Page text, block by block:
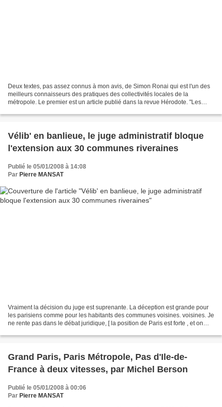
Deux textes, pas assez connus à mon avis, de Simon Ronai qui est l'un des
meilleurs connaisseurs des pratiques des collectivités locales de la
métropole. Le premier est un article publié dans la revue Hérodote. "Les
Vélib' en banlieue, le juge administratif bloque
l'extension aux 30 communes riveraines
Publié le 05/01/2008 à 14:08
Par Pierre MANSAT
Vraiment la décision du juge est suprenante. La déception est grande pour
les parisiens comme pour les habitants des communes voisines. voisines. Je
ne rente pas dans le débat juridique, [ la position de Paris est forte , et on
Grand Paris, Paris Métropole, Pas d'Ile-de-
France à deux vitesses, par Michel Berson
Publié le 05/01/2008 à 00:06
Par Pierre MANSAT